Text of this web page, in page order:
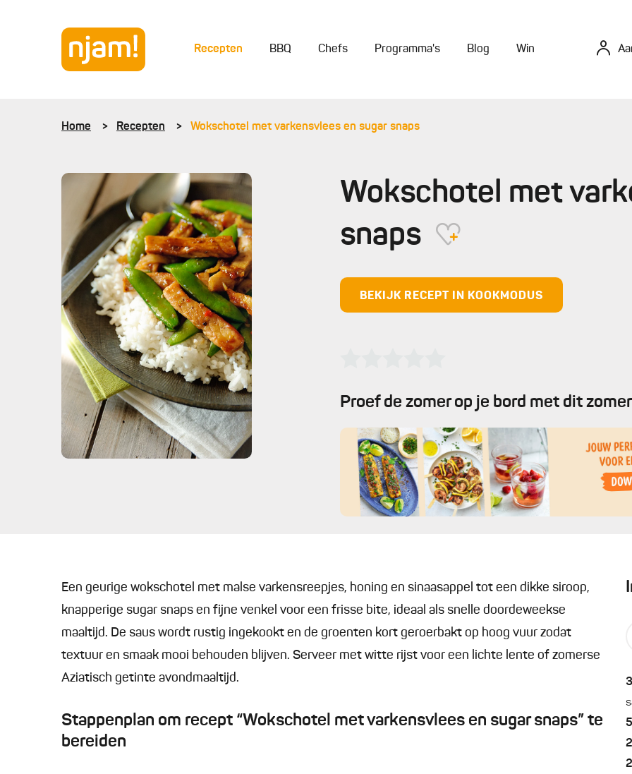
Recepten BBQ Chefs Programma's Blog Win
Home Recepten Wokschotel met varkensvlees en sugar snaps
Wokschotel met
snaps
BEKIJK RECEPT IN KOOKMODUS
Proef de zomer op je bord met dit
3
2
2
Een geurige wokschotel met malse varkensreepjes, honing en sinaasappel tot een dikke siroop,
knapperige sugar snaps en fijne venkel voor een frisse bite, ideaal als snelle doordeweekse
maaltijd. De saus wordt rustig ingekookt en de groenten kort geroerbakt op hoog vuur zodat
textuur en smaak mooi behouden blijven. Serveer met witte rijst voor een lichte lente of zomerse
Aziatisch getinte avondmaaltijd.
Stappenplan om recept “Wokschotel met varkensvlees en sugar snaps” te
bereiden